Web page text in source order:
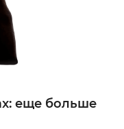
еще больше